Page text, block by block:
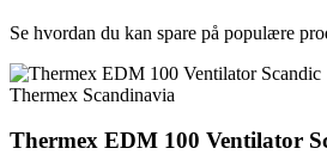
Se hvordan du kan spare på populære
Thermex Scandinavia
Thermex EDM 100 Ventilator